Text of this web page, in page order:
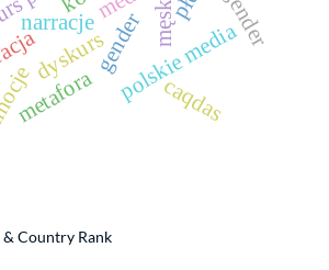
narracjegenderpolskie media
dyskurs
caqdas
metafora